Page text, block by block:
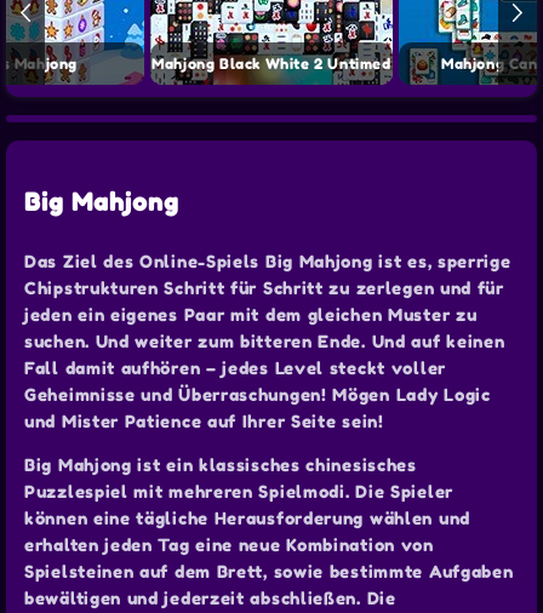
Mahjong Mahjong Black White 2 Untimed Mahjong
Big Mahjong
Das Ziel des Online-Spiels Big Mahjong ist es, sperrige
Chipstrukturen Schritt für Schritt zu zerlegen und für
jeden ein eigenes Paar mit dem gleichen Muster zu
suchen. Und weiter zum bitteren Ende. Und auf keinen
Fall damit aufhören – jedes Level steckt voller
Geheimnisse und Überraschungen! Mögen Lady Logic
und Mister Patience auf Ihrer Seite sein!
Big Mahjong ist ein klassisches chinesisches
Puzzlespiel mit mehreren Spielmodi. Die Spieler
können eine tägliche Herausforderung wählen und
erhalten jeden Tag eine neue Kombination von
Spielsteinen auf dem Brett, sowie bestimmte Aufgaben
bewältigen und jederzeit abschließen. Die